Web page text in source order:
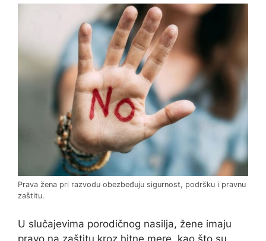
Prava žena pri razvodu obezbeđuju sigurnost, podršku i pravnu
zaštitu.
U slučajevima porodičnog nasilja, žene imaju
pravo na zaštitu kroz hitne mere, kao što su